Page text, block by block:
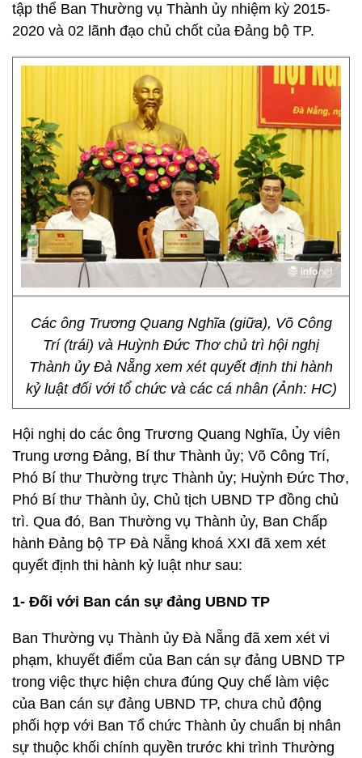
tập thể Ban Thường vụ Thành ủy nhiệm kỳ 2015-
2020 và 02 lãnh đạo chủ chốt của Đảng bộ TP.
Các ông Trương Quang Nghĩa (giữa), Võ Công
Trí (trái) và Huỳnh Đức Thơ chủ trì hội nghị
Thành ủy Đà Nẵng xem xét quyết định thi hành
kỷ luật đối với tổ chức và các cá nhân (Ảnh: HC)
Hội nghị do các ông Trương Quang Nghĩa, Ủy viên
Trung ương Đảng, Bí thư Thành ủy; Võ Công Trí,
Phó Bí thư Thường trực Thành ủy; Huỳnh Đức Thơ,
Phó Bí thư Thành ủy, Chủ tịch UBND TP đồng chủ
trì. Qua đó, Ban Thường vụ Thành ủy, Ban Chấp
hành Đảng bộ TP Đà Nẵng khoá XXI đã xem xét
quyết định thi hành kỷ luật như sau:
1- Đối với Ban cán sự đảng UBND TP
Ban Thường vụ Thành ủy Đà Nẵng đã xem xét vi
phạm, khuyết điểm của Ban cán sự đảng UBND TP
trong việc thực hiện chưa đúng Quy chế làm việc
của Ban cán sự đảng UBND TP, chưa chủ động
phối hợp với Ban Tổ chức Thành ủy chuẩn bị nhân
sự thuộc khối chính quyền trước khi trình Thường